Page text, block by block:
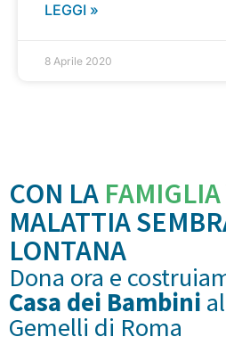
LEGGI »
8 Aprile 2020
CON LA
MALATTIA
LONTANA
Dona ora e
Casa dei Bambini
Gemelli di Roma